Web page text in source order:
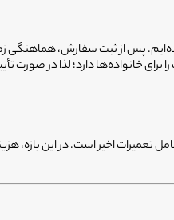
گرمای تابستان چقدر کلافه‌کننده است، به همین دلیل سیستم اعزام سریع
خانواده‌ها دارد؛ لذا در صورت
فقط شامل تعمیرات اخیر است. در